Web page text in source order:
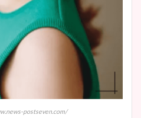
postseven.com/